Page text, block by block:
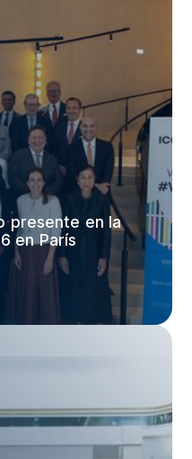
presente en la
en París